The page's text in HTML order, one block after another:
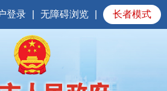
登录 无障碍浏览 长者模式